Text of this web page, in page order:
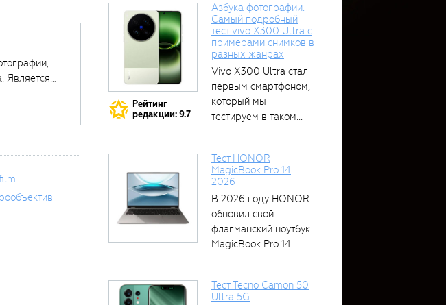
Является
Рейтинг
редакции: 9.7
Азбука фотографии.
Самый подробный
тест vivo X300 Ultra с
примерами снимков в
разных жанрах
Vivo X300 Ultra стал
первым смартфоном,
который мы
тестируем в таком...
Тест HONOR
MagicBook Pro 14
2026
В 2026 году HONOR
обновил свой
флагманский ноутбук
MagicBook Pro 14....
Тест Tecno Camon 50
Ultra 5G